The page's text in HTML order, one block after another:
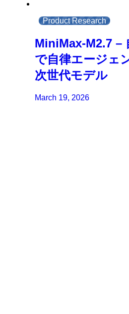
Product Research
MiniMax-M2.7 –
で自律エージェ
次世代モデル
March 19, 2026